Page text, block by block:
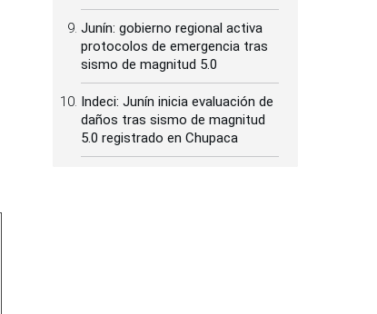
Junín: gobierno regional activa
protocolos de emergencia tras
sismo de magnitud 5.0
Indeci: Junín inicia evaluación de
daños tras sismo de magnitud
5.0 registrado en Chupaca